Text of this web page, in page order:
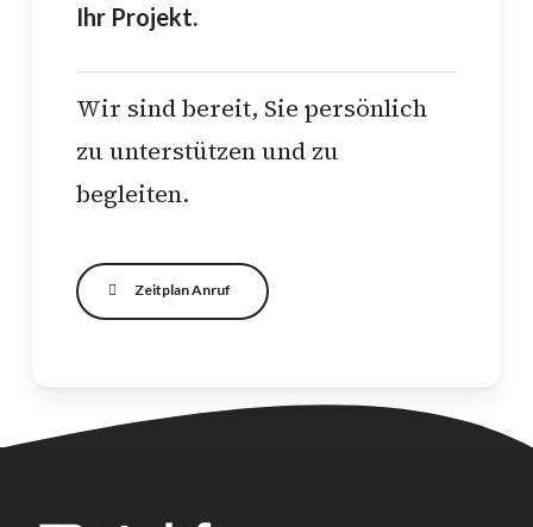
Ihr Projekt.
Wir sind bereit, Sie persönlich
zu unterstützen und zu
begleiten.
Zeitplan Anruf